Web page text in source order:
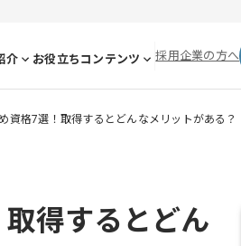
介 お役立ちコンテンツ 採用企業の方へ
資格7選！取得するとどんなメリットがある？
得するとどん